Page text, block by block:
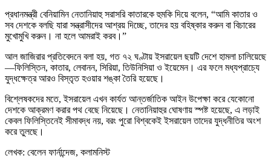
প্রধানমন্ত্রী বেনিয়ামিন নেতানিয়াহু সরাসরি কাতারকে হুমকি দিয়ে বলেন, “আমি কাতার ও
সব দেশকে বলছি যারা সন্ত্রাসীদের আশ্রয় দিচ্ছে, তাদের হয় বহিষ্কার করুন বা বিচারের
মুখোমুখি করুন। না হলে আমরাই করব।”
আল জাজিরার প্রতিবেদনে বলা হয়, গত ৭২ ঘণ্টায় ইসরায়েল ছয়টি দেশে হামলা চালিয়েছে
—ফিলিস্তিন, কাতার, লেবানন, সিরিয়া, তিউনিসিয়া ও ইয়েমেন। এর ফলে মধ্যপ্রাচ্যে
যুদ্ধক্ষেত্র আরও বিস্তৃত হওয়ার শঙ্কা তৈরি হয়েছে।
বিশ্লেষকদের মতে, ইসরায়েল এখন কার্যত আন্তর্জাতিক আইন উপেক্ষা করে যেকোনো
দেশকে আক্রমণ করার পথ বেছে নিয়েছে। নেতানিয়াহুর ঘোষণায় স্পষ্ট হয়েছে, এ লড়াই
কেবল ফিলিস্তিনেই সীমাবদ্ধ নয়, বরং পুরো বিশ্বকেই ইসরায়েল তাদের যুদ্ধনীতির অংশ
করে তুলছে।
লেখক: বেলেন ফার্নান্দেজ, কলামনিস্ট